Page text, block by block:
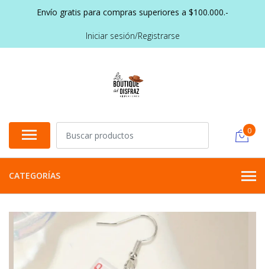
Envío gratis para compras superiores a $100.000.-
Iniciar sesión/Registrarse
0
CATEGORÍAS